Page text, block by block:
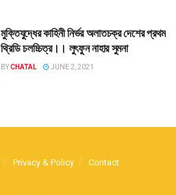
মুক্তিযুদ্ধের কাহিনী নির্ভর অলাতচক্র দেশের প্রথম
থ্রিডি চলচ্চিত্র।। লুৎফুন নাহার সুমনা
BYCHATAL JUNE 2, 2021
Privacy & Policy Contact